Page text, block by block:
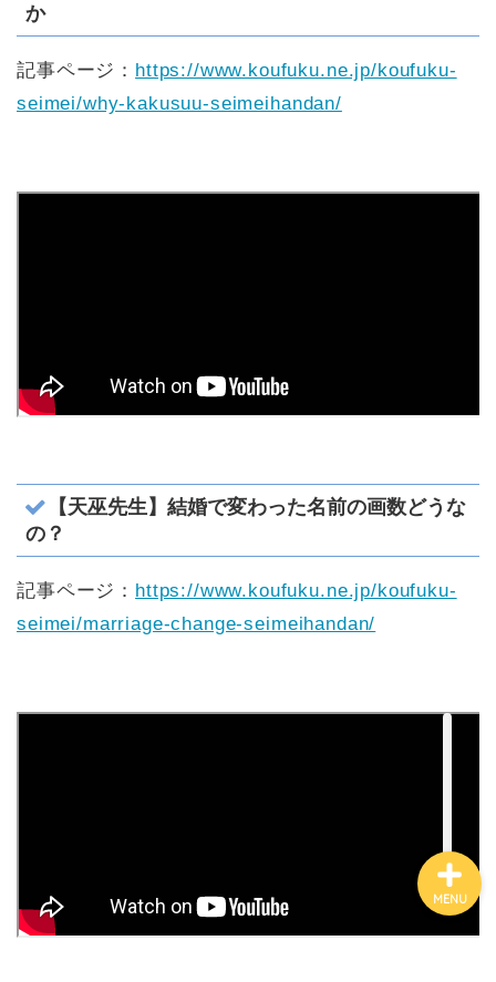
か
記事ページ： https://www.koufuku.ne.jp/koufuku-
seimei/why-kakusuu-seimeihandan/
【天巫先生】結婚で変わった名前の画数どうな
の？
記事ページ： https://www.koufuku.ne.jp/koufuku-
seimei/marriage-change-seimeihandan/
MENU
姓名判断コラム